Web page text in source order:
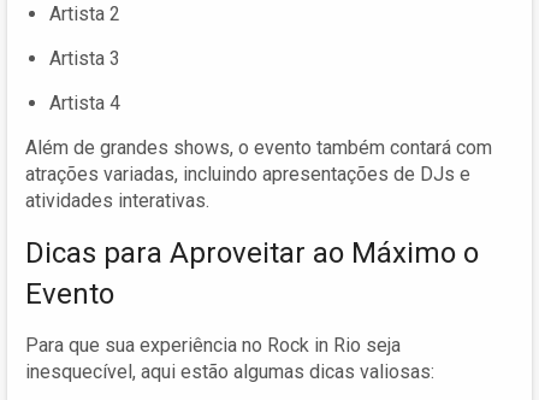
Artista 2
Artista 3
Artista 4
Além de grandes shows, o evento também contará com
atrações variadas, incluindo apresentações de DJs e
atividades interativas.
Dicas para Aproveitar ao Máximo o
Evento
Para que sua experiência no Rock in Rio seja
inesquecível, aqui estão algumas dicas valiosas: